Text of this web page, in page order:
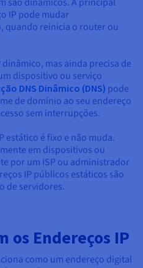
IP pode mudar
quando reinicia o router ou
mas ainda precisa de
dispositivo ou serviço
DNS Dinâmico (DNS) pode
de domínio ao seu endereço
sem interrupções.
estático é fixo e não muda.
em dispositivos ou
por um ISP ou administrador
IP públicos estáticos são
de servidores.
os Endereços IP
como um endereço digital